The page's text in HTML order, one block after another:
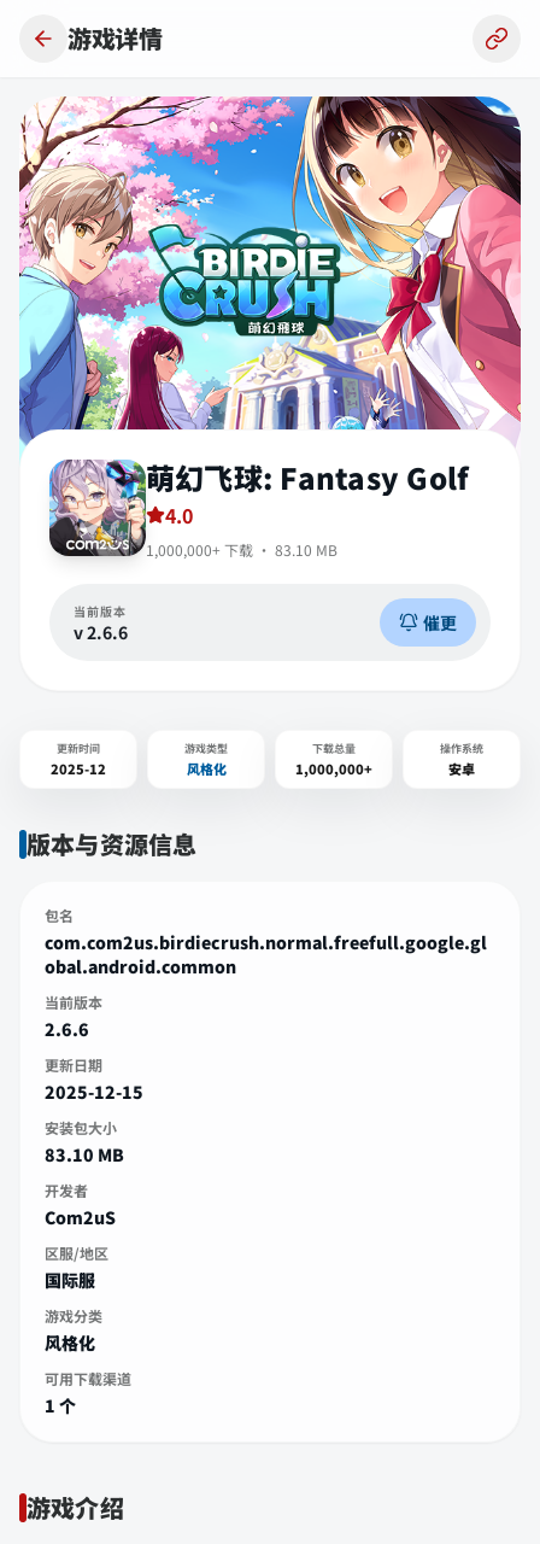
游戏详情
萌幻飞球: Fantasy Golf
4.0
1,000,000+ 下载 · 83.10 MB
当前版本
v2.6.6 催更
更新时间
2025-12
游戏类型
风格化
下载总量
1,000,000+
操作系统
安卓
版本与资源信息
包名
com.com2us.birdiecrush.normal.freefull.google.gl
obal.android.common
当前版本
2.6.6
更新日期
2025-12-15
安装包大小
83.10 MB
开发者
Com2uS
区服/地区
国际服
游戏分类
风格化
可用下载渠道
1 个
游戏介绍